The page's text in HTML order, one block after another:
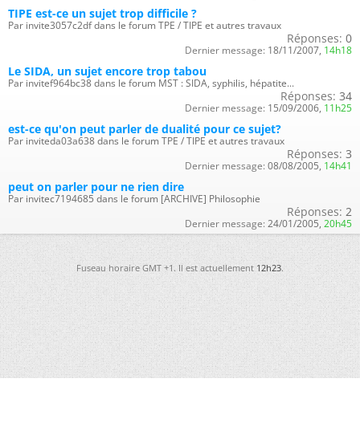
TIPE est-ce un sujet trop difficile ?
Par invite3057c2df dans le forum TPE / TIPE et autres travaux
Réponses: 0
Dernier message: 18/11/2007, 14h18
Le SIDA, un sujet encore trop tabou
Par invitef964bc38 dans le forum MST : SIDA, syphilis, hépatite...
Réponses: 34
Dernier message: 15/09/2006, 11h25
est-ce qu'on peut parler de dualité pour ce sujet?
Par inviteda03a638 dans le forum TPE / TIPE et autres travaux
Réponses: 3
Dernier message: 08/08/2005, 14h41
peut on parler pour ne rien dire
Par invitec7194685 dans le forum [ARCHIVE] Philosophie
Réponses: 2
Dernier message: 24/01/2005, 20h45
Fuseau horaire GMT +1. Il est actuellement12h23.